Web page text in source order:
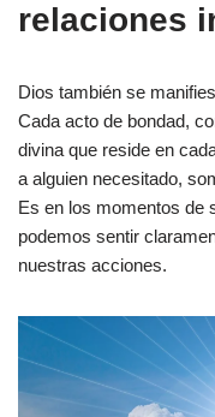
relaciones
Dios también se
Cada acto de bondad,
divina que reside en
a alguien necesitado,
Es en los momentos de
podemos sentir
nuestras acciones.